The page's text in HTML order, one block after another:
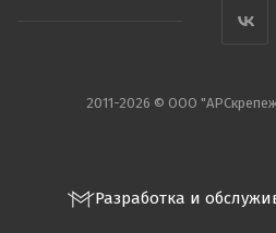
2011-2026 © ООО
Разработка и